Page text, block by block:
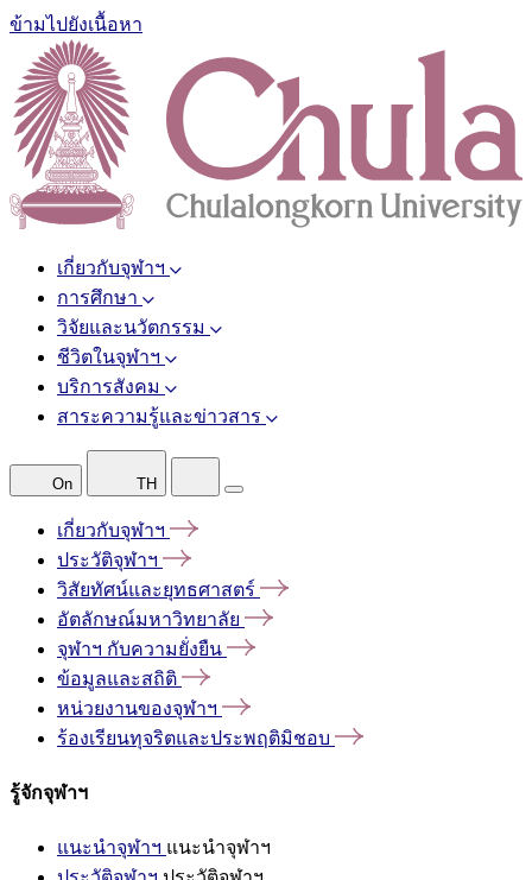
ข้ามไปยังเนื้อหา
เกี่ยวกับจุฬาฯ
การศึกษา
วิจัยและนวัตกรรม
ชีวิตในจุฬาฯ
บริการสังคม
สาระความรู้และข่าวสาร
On TH
เกี่ยวกับจุฬาฯ
ประวัติจุฬาฯ
วิสัยทัศน์และยุทธศาสตร์
อัตลักษณ์มหาวิทยาลัย
จุฬาฯ กับความยั่งยืน
ข้อมูลและสถิติ
หน่วยงานของจุฬาฯ
ร้องเรียนทุจริตและประพฤติมิชอบ
รู้จักจุฬาฯ
แนะนำจุฬาฯ แนะนำจุฬาฯ